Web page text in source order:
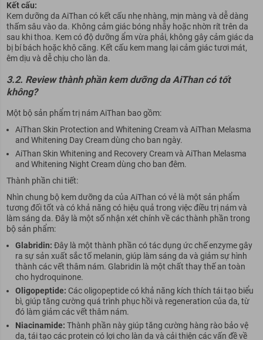
Kết cấu:
Kem dưỡng da AiThan có kết cấu nhẹ nhàng, mịn màng và dễ dàng
thấm sâu vào da. Không cảm giác bóng nhẫy hoặc nhờn rít trên da
sau khi thoa. Kem có độ dưỡng ẩm vừa phải, không gây cảm giác da
bị bí bách hoặc khô căng. Kết cấu kem mang lại cảm giác tươi mát,
êm dịu và dễ chịu cho làn da.
3.2. Review thành phần kem dưỡng da AiThan có tốt
không?
Một bộ sản phẩm trị nám AiThan bao gồm:
AiThan Skin Protection and Whitening Cream và AiThan Melasma
and Whitening Day Cream dùng cho ban ngày.
AiThan Skin Whitening and Recovery Cream và AiThan Melasma
and Whitening Night Cream dùng cho ban đêm.
Thành phần chi tiết:
Nhìn chung bộ kem dưỡng da của AiThan có vẻ là một sản phẩm
tương đối tốt và có khả năng có hiệu quả trong việc điều trị nám và
làm sáng da. Đây là một số nhận xét chính về các thành phần trong
bộ sản phẩm:
Glabridin: Đây là một thành phần có tác dụng ức chế enzyme gây
ra sự sản xuất sắc tố melanin, giúp làm sáng da và giảm sự hình
thành các vết thâm nám. Glabridin là một chất thay thế an toàn
cho hydroquinone.
Oligopeptide: Các oligopeptide có khả năng kích thích tái tạo biểu
bì, giúp tăng cường quá trình phục hồi và regeneration của da, từ
đó làm giảm các vết thâm nám.
Niacinamide: Thành phần này giúp tăng cường hàng rào bảo vệ
da, tái tạo các protein có lợi cho làn da và cải thiện các vấn đề về